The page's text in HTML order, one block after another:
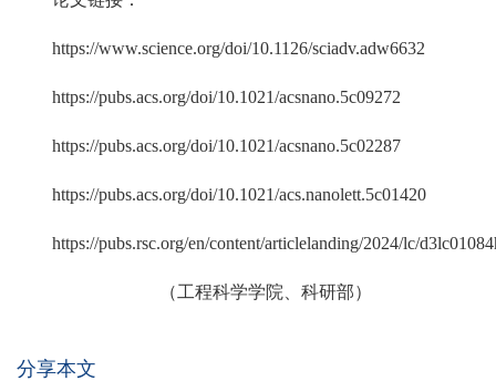
https://www.science.org/doi/10.1126/sciadv.adw6632
https://pubs.acs.org/doi/10.1021/acsnano.5c09272
https://pubs.acs.org/doi/10.1021/acsnano.5c02287
https://pubs.acs.org/doi/10.1021/acs.nanolett.5c01420
https://pubs.rsc.org/en/content/articlelanding/2024/lc/
（工程科学学院、科研部）
分享本文